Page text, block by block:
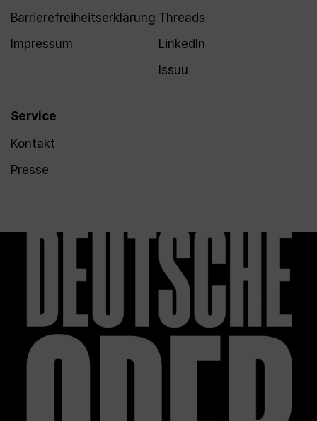
Barrierefreiheitserklärung
Impressum
Service
Kontakt
Presse
Threads
LinkedIn
Issuu